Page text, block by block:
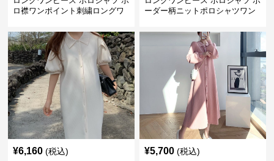
ロ襟ワンポイント刺繍ロングワ
ーダー柄ニットポロシャツワン
¥6,160 (税込) ¥5,700 (税込)